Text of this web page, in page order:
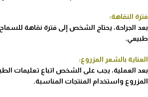
فترة النقاهة:
بعد الجراحة، يحتاج الشخص إلى فترة نقاهة
طبيعي.
العناية بالشعر المزروع:
بعد العملية، يجب على الشخص اتباع تعليمات
المزروع واستخدام المنتجات المناسبة.